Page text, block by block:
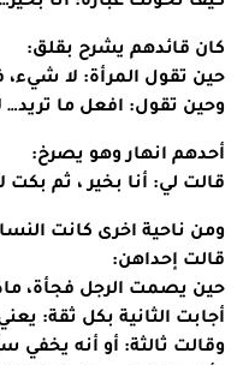
كان قائدهم يشرح بقلق:
حين تقول المرأة: لا
وحين تقول: افعل ما تريد…
أحدهم انهار وهو يصرخ:
قالت لي: أنا بخير ، ثم بكت
ومن ناحية اخرى كانت
قالت إحداهن:
حين يصمت الرجل فجأة،
أجابت الثانية بكل ثقة:
وقالت ثالثة: أو أنه يخفي